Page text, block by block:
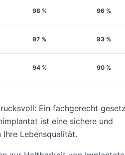
98 % 96 %
97 % 93 %
94 % 90 %
Ein fachgerecht
ist eine sichere und
Lebensqualität.